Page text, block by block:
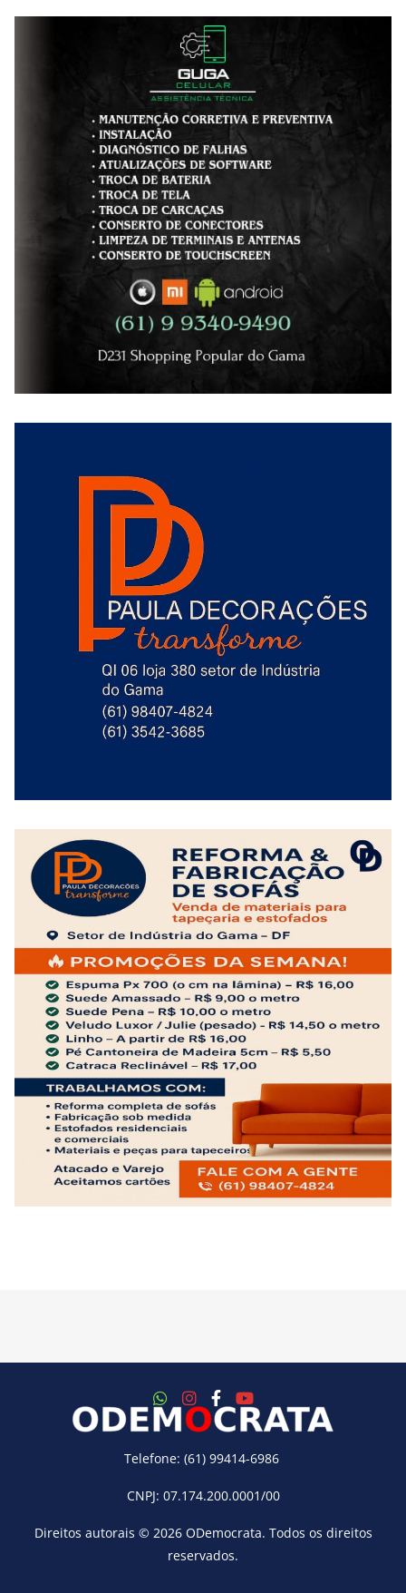
Telefone: (61) 99414-6986
CNPJ: 07.174.200.0001/00
Direitos autorais © 2026 ODemocrata. Todos os direitos
reservados.